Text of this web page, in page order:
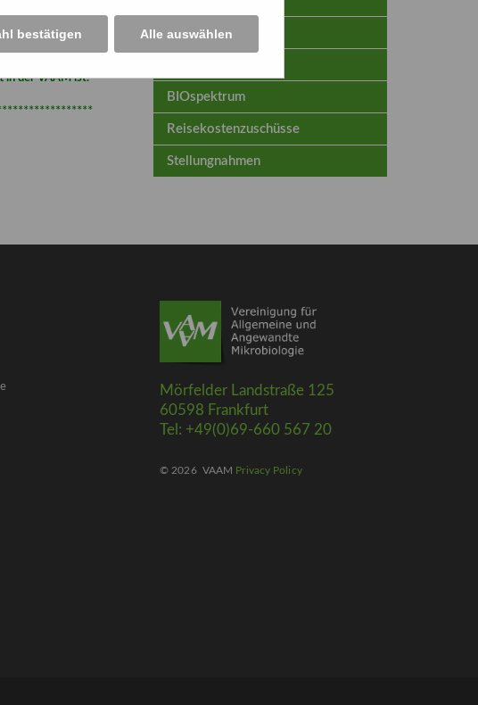
etwa zwei Jahre.
in der VAAM ist.
Termine
BIOspektrum
Reisekostenzuschüsse
Stellungnahmen
Mörfelder Landstraße 125
60598 Frankfurt
Tel: +49(0)69-660 567 20
© 2026 VAAM Privacy Policy
bestätigen Alle auswählen